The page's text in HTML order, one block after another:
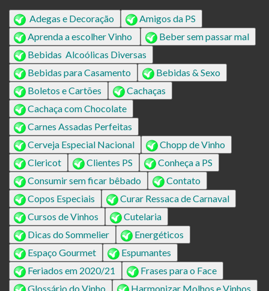
Adegas e Decoração
Amigos da PS
Aprenda a escolher Vinho
Beber sem passar mal
Bebidas Alcoólicas Diversas
Bebidas para Casamento
Bebidas & Sexo
Boletos e Cartões
Cachaças
Cachaça com Chocolate
Carnes Assadas Perfeitas
Cerveja Especial Nacional
Chopp de Vinho
Clericot
Clientes PS
Conheça a PS
Consumir sem ficar bêbado
Contato
Copos Especiais
Curar Ressaca de Carnaval
Cursos de Vinhos
Cutelaria
Dicas do Sommelier
Energéticos
Espaço Gourmet
Espumantes
Feriados em 2020/21
Frases para o Face
Glossário do Vinho
Harmonizar Molhos e Vinhos